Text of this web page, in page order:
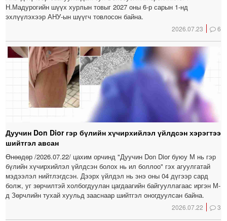
Н.Мадурогийн шүүх хурлын товыг 2027 оны 6-р сарын 1-нд
эхлүүлэхээр АНУ-ын шүүгч товлосон байна.
2026.07.23 6
Дуучин Don Dior гэр бүлийн хүчирхийлэл үйлдсэн хэрэгтээ
шийтгэл авсан
Өнөөдөр /2026.07.22/ цахим орчинд "Дуучин Don Dior буюу М нь гэр
бүлийн хүчирхийлэл үйлдсэн болох нь ил боллоо" гэх агуулгатай
мэдээлэл нийтлэгдсэн. Дээрх үйлдэл нь энэ оны 04 дүгээр сард
болж, уг зөрчилтэй холбогдуулан цагдаагийн байгууллагаас иргэн М-
д Зөрчлийн тухай хуульд зааснаар шийтгэл оногдуулсан байна.
2026.07.22 3